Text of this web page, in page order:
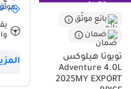
بائع موثّق
ضمان
تويوتا هيلوكس
Adventure 4.0L
2025MY EXPORT
ملخص
الأسطورية، إذ تجمع بين متانة الأداء
منافسًا. وباعتبارها طرازًا جديدًا
الخليجي، فإنها توفر راحة بال تامة